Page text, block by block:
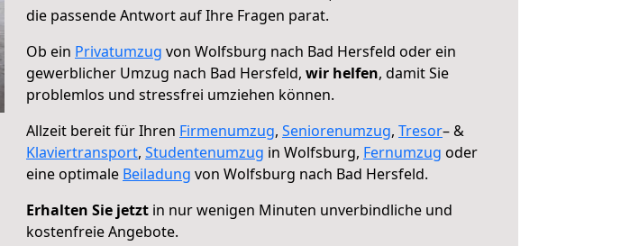
die passende Antwort auf Ihre Fragen parat.
Ob ein Privatumzug von Wolfsburg nach Bad Hersfeld oder ein
gewerblicher Umzug nach Bad Hersfeld, wir helfen, damit Sie
problemlos und stressfrei umziehen können.
Allzeit bereit für Ihren Firmenumzug, Seniorenumzug, Tresor– &
Klaviertransport, Studentenumzug in Wolfsburg, Fernumzug oder
eine optimale Beiladung von Wolfsburg nach Bad Hersfeld.
Erhalten Sie jetzt in nur wenigen Minuten unverbindliche und
kostenfreie Angebote.